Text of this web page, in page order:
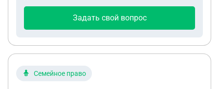
Задать свой вопрос
Семейное право